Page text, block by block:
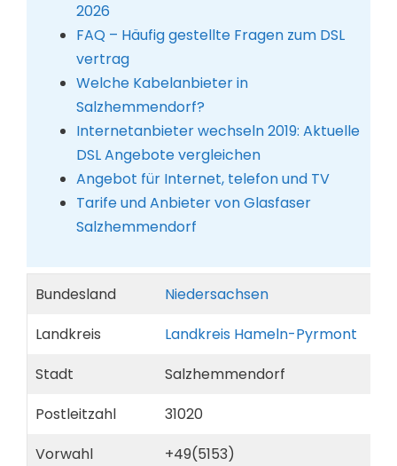
2026
FAQ – Häufig gestellte Fragen zum DSL
vertrag
Welche Kabelanbieter in
Salzhemmendorf?
Internetanbieter wechseln 2019: Aktuelle
DSL Angebote vergleichen
Angebot für Internet, telefon und TV
Tarife und Anbieter von Glasfaser
Salzhemmendorf
Bundesland
Niedersachsen
Landkreis
Landkreis Hameln-Pyrmont
Stadt
Salzhemmendorf
Postleitzahl
31020
Vorwahl
+49(5153)